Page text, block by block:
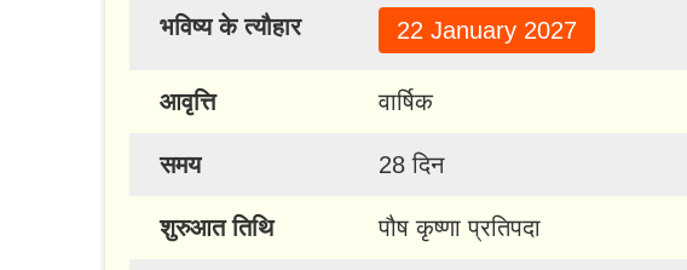
भविष्य के त्यौहार 22 January 2027
आवृत्ति वार्षिक
समय 28 दिन
शुरुआत तिथि पौष कृष्णा प्रतिपदा